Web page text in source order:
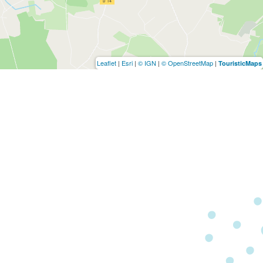
Leaflet | Esri | © IGN | © OpenStreetMap | TouristicMaps